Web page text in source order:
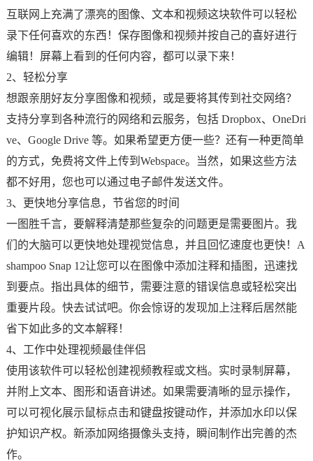
互联网上充满了漂亮的图像、文本和视频这块软件可以轻松
录下任何喜欢的东西！保存图像和视频并按自己的喜好进行
编辑！屏幕上看到的任何内容，都可以录下来！
2、轻松分享
想跟亲朋好友分享图像和视频，或是要将其传到社交网络？
支持分享到各种流行的网络和云服务，包括 Dropbox、OneDri
ve、Google Drive 等。如果希望更方便一些？还有一种更简单
的方式，免费将文件上传到Webspace。当然，如果这些方法
都不好用，您也可以通过电子邮件发送文件。
3、更快地分享信息，节省您的时间
一图胜千言，要解释清楚那些复杂的问题更是需要图片。我
们的大脑可以更快地处理视觉信息，并且回忆速度也更快！A
shampoo Snap 12让您可以在图像中添加注释和插图，迅速找
到要点。指出具体的细节，需要注意的错误信息或轻松突出
重要片段。快去试试吧。你会惊讶的发现加上注释后居然能
省下如此多的文本解释！
4、工作中处理视频最佳伴侣
使用该软件可以轻松创建视频教程或文档。实时录制屏幕，
并附上文本、图形和语音讲述。如果需要清晰的显示操作，
可以可视化展示鼠标点击和键盘按键动作，并添加水印以保
护知识产权。新添加网络摄像头支持，瞬间制作出完善的杰
作。